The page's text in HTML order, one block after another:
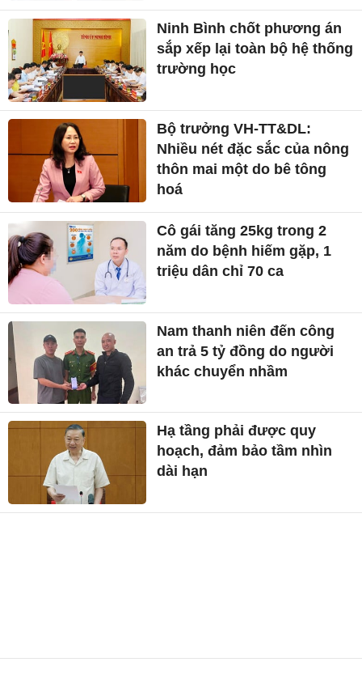
Ninh Bình chốt phương án
sắp xếp lại toàn bộ hệ thống
trường học
Bộ trưởng VH-TT&DL:
Nhiều nét đặc sắc của nông
thôn mai một do bê tông
hoá
Cô gái tăng 25kg trong 2
năm do bệnh hiếm gặp, 1
triệu dân chỉ 70 ca
Nam thanh niên đến công
an trả 5 tỷ đồng do người
khác chuyển nhầm
Hạ tầng phải được quy
hoạch, đảm bảo tầm nhìn
dài hạn